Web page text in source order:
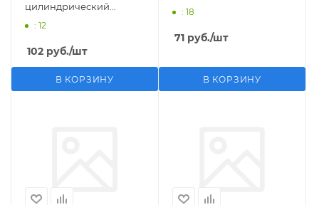
цилиндрический
M1/2">F1/4"
: 12
102 руб./шт
В КОРЗИНУ
: 18
71 руб./шт
В КОРЗИНУ